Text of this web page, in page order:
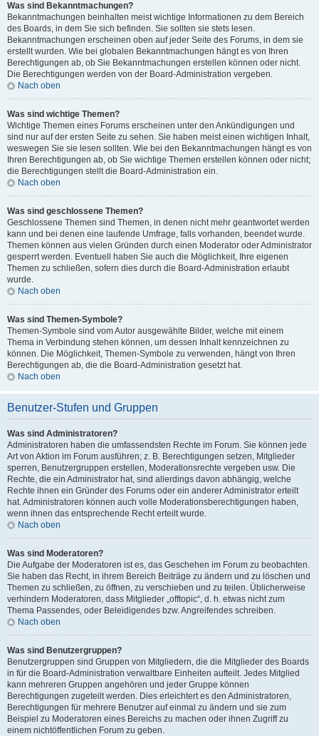
Was sind Bekanntmachungen?
Bekanntmachungen beinhalten meist wichtige Informationen zu dem Bereich
des Boards, in dem Sie sich befinden. Sie sollten sie stets lesen.
Bekanntmachungen erscheinen oben auf jeder Seite des Forums, in dem sie
erstellt wurden. Wie bei globalen Bekanntmachungen hängt es von Ihren
Berechtigungen ab, ob Sie Bekanntmachungen erstellen können oder nicht.
Die Berechtigungen werden von der Board-Administration vergeben.
Nach oben
Was sind wichtige Themen?
Wichtige Themen eines Forums erscheinen unter den Ankündigungen und
sind nur auf der ersten Seite zu sehen. Sie haben meist einen wichtigen Inhalt,
weswegen Sie sie lesen sollten. Wie bei den Bekanntmachungen hängt es von
Ihren Berechtigungen ab, ob Sie wichtige Themen erstellen können oder nicht;
die Berechtigungen stellt die Board-Administration ein.
Nach oben
Was sind geschlossene Themen?
Geschlossene Themen sind Themen, in denen nicht mehr geantwortet werden
kann und bei denen eine laufende Umfrage, falls vorhanden, beendet wurde.
Themen können aus vielen Gründen durch einen Moderator oder Administrator
gesperrt werden. Eventuell haben Sie auch die Möglichkeit, Ihre eigenen
Themen zu schließen, sofern dies durch die Board-Administration erlaubt
wurde.
Nach oben
Was sind Themen-Symbole?
Themen-Symbole sind vom Autor ausgewählte Bilder, welche mit einem
Thema in Verbindung stehen können, um dessen Inhalt kennzeichnen zu
können. Die Möglichkeit, Themen-Symbole zu verwenden, hängt von Ihren
Berechtigungen ab, die die Board-Administration gesetzt hat.
Nach oben
Benutzer-Stufen und Gruppen
Was sind Administratoren?
Administratoren haben die umfassendsten Rechte im Forum. Sie können jede
Art von Aktion im Forum ausführen; z. B. Berechtigungen setzen, Mitglieder
sperren, Benutzergruppen erstellen, Moderationsrechte vergeben usw. Die
Rechte, die ein Administrator hat, sind allerdings davon abhängig, welche
Rechte ihnen ein Gründer des Forums oder ein anderer Administrator erteilt
hat. Administratoren können auch volle Moderationsberechtigungen haben,
wenn ihnen das entsprechende Recht erteilt wurde.
Nach oben
Was sind Moderatoren?
Die Aufgabe der Moderatoren ist es, das Geschehen im Forum zu beobachten.
Sie haben das Recht, in ihrem Bereich Beiträge zu ändern und zu löschen und
Themen zu schließen, zu öffnen, zu verschieben und zu teilen. Üblicherweise
verhindern Moderatoren, dass Mitglieder „offtopic“, d. h. etwas nicht zum
Thema Passendes, oder Beleidigendes bzw. Angreifendes schreiben.
Nach oben
Was sind Benutzergruppen?
Benutzergruppen sind Gruppen von Mitgliedern, die die Mitglieder des Boards
in für die Board-Administration verwaltbare Einheiten aufteilt. Jedes Mitglied
kann mehreren Gruppen angehören und jeder Gruppe können
Berechtigungen zugeteilt werden. Dies erleichtert es den Administratoren,
Berechtigungen für mehrere Benutzer auf einmal zu ändern und sie zum
Beispiel zu Moderatoren eines Bereichs zu machen oder ihnen Zugriff zu
einem nichtöffentlichen Forum zu geben.